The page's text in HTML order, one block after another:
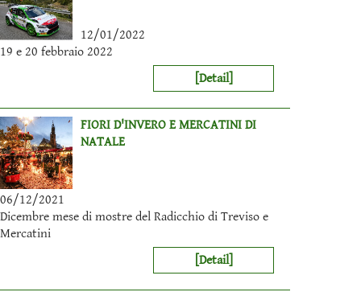
12/01/2022
19 e 20 febbraio 2022
[Detail]
FIORI D'INVERO E MERCATINI DI
NATALE
06/12/2021
Dicembre mese di mostre del Radicchio di Treviso e
Mercatini
[Detail]